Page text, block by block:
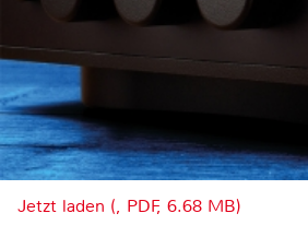
Jetzt laden (, PDF, 6.68 MB)